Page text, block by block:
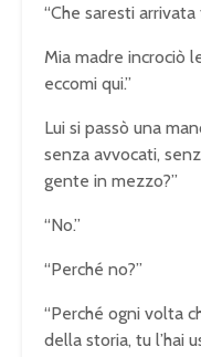
“Che saresti
Mia madre incrociò
eccomi qui.”
Lui si passò una
senza avvocati,
gente in mezzo?”
“No.”
“Perché no?”
“Perché ogni volta
della storia, tu l’hai